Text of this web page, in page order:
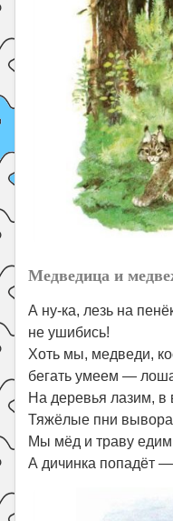
Медведица и
А ну-ка, лезь на
не ушибись!
Хоть мы, медведи,
бегать умеем —
На деревья лазим, в
Тяжёлые пни
Мы мёд и траву
А дичинка попадёт